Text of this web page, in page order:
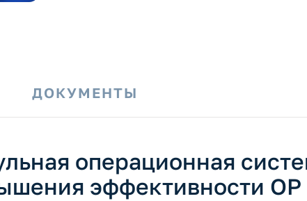
ДОКУМЕНТЫ
операционная
эффективности ОР